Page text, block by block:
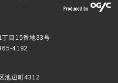
目15番地33号
4192
池辺町4312